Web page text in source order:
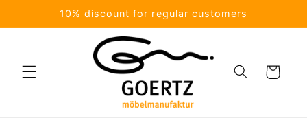
10% discount for regular customers
Cart